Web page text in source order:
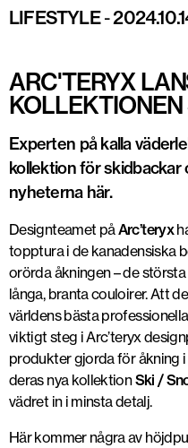
LIFESTYLE-
ARC'TERYX
Experten på kalla
kollektion för skidbackar
nyheterna här.
Designteamet påArc’teryx
topptura i de kanadensiska
orörda åkningen – de
långa, branta couloirer. Att
världens bästa
viktigt steg i Arc’teryx
produkter gjorda för åkning
deras nya kollektionSki /
vädret in i minsta detalj.
Här kommer några av